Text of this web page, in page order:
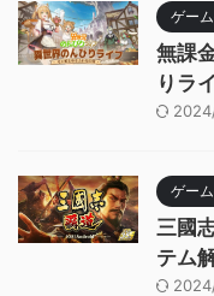
ゲー
無課
りラ
ゲー
三國
テム